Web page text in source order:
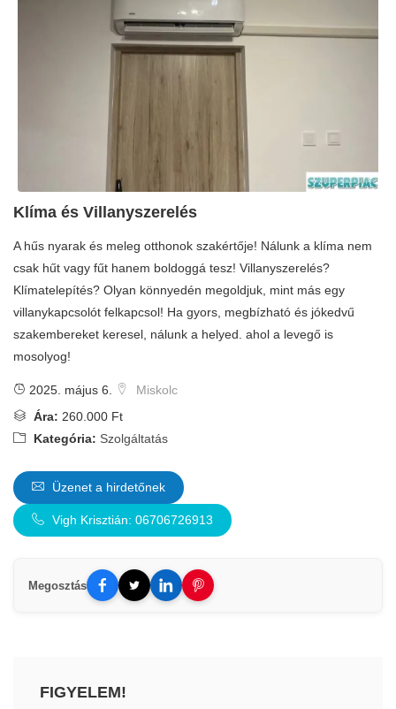
Klíma és Villanyszerelés
A hűs nyarak és meleg otthonok szakértője! Nálunk a klíma nem
csak hűt vagy fűt hanem boldoggá tesz! Villanyszerelés?
Klímatelepítés? Olyan könnyedén megoldjuk, mint más egy
villanykapcsolót felkapcsol! Ha gyors, megbízható és jókedvű
szakembereket keresel, nálunk a helyed. ahol a levegő is
mosolyog!
2025. május 6.
Miskolc
Ára: 260.000 Ft
Kategória: Szolgáltatás
Üzenet a hirdetőnek
Vigh Krisztián: 06706726913
Megosztás
FIGYELEM!